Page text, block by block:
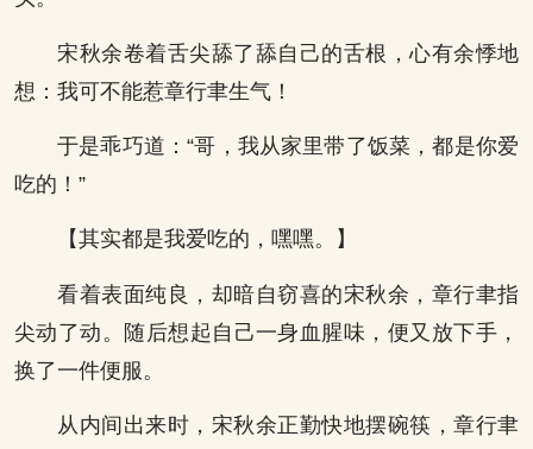
宋秋余卷着舌尖舔了舔自己的舌根，心有余悸地
想：我可不能惹章行聿生气！
于是乖巧道：“哥，我从家里带了饭菜，都是你爱
吃的！”
【其实都是我爱吃的，嘿嘿。】
看着表面纯良，却暗自窃喜的宋秋余，章行聿指
尖动了动。随后想起自己一身血腥味，便又放下手，
换了一件便服。
从内间出来时，宋秋余正勤快地摆碗筷，章行聿